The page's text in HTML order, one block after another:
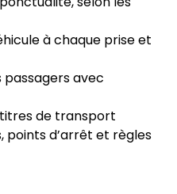
à chaque prise et
avec
de transport
points d’arrêt et règles